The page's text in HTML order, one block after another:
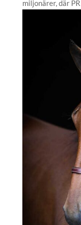
miljonärer, där